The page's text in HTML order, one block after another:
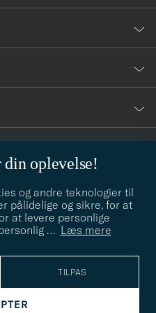
oplevelse!
og andre teknologier til
pålidelige og sikre, for at
at levere personlige
… Læs mere
TILPAS
Lad os hjælpe dig, vi hjælper